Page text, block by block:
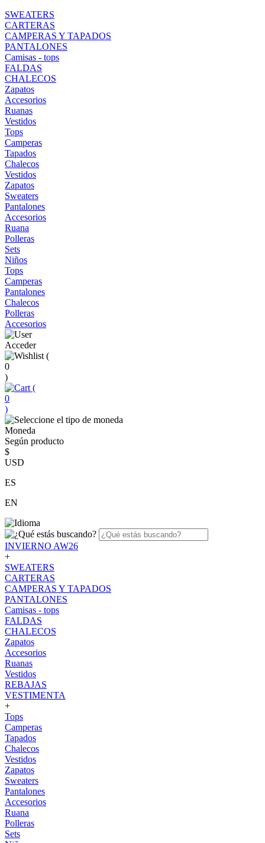
SWEATERS
CARTERAS
CAMPERAS Y TAPADOS
PANTALONES
Camisas - tops
FALDAS
CHALECOS
Zapatos
Accesorios
Ruanas
Vestidos
Tops
Camperas
Tapados
Chalecos
Vestidos
Zapatos
Sweaters
Pantalones
Accesorios
Ruana
Polleras
Sets
Niños
Tops
Camperas
Pantalones
Chalecos
Polleras
Accesorios
Acceder
(
0
)
(
0
)
Moneda
Según producto
$
USD
ES
EN
INVIERNO AW26
+
SWEATERS
CARTERAS
CAMPERAS Y TAPADOS
PANTALONES
Camisas - tops
FALDAS
CHALECOS
Zapatos
Accesorios
Ruanas
Vestidos
REBAJAS
VESTIMENTA
+
Tops
Camperas
Tapados
Chalecos
Vestidos
Zapatos
Sweaters
Pantalones
Accesorios
Ruana
Polleras
Sets